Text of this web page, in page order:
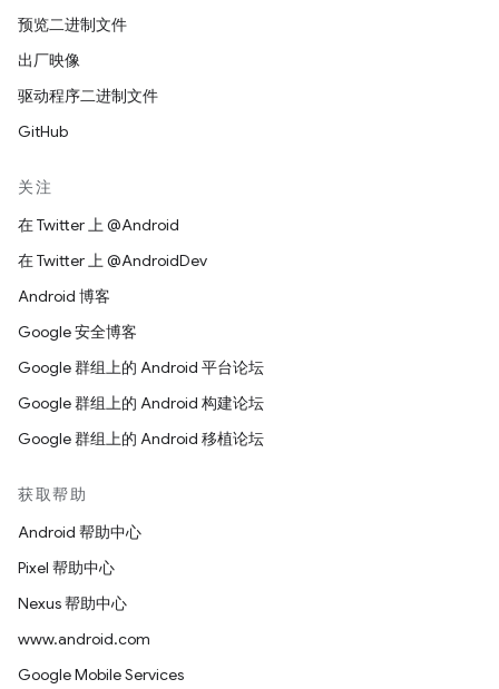
预览二进制文件
出厂映像
驱动程序二进制文件
GitHub
关注
在 Twitter 上 @Android
在 Twitter 上 @AndroidDev
Android 博客
Google 安全博客
Google 群组上的 Android 平台论坛
Google 群组上的 Android 构建论坛
Google 群组上的 Android 移植论坛
获取帮助
Android 帮助中心
Pixel 帮助中心
Nexus 帮助中心
www.android.com
Google Mobile Services